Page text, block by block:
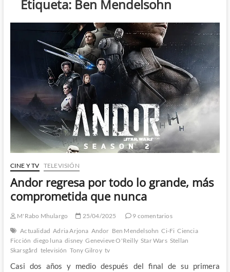
Etiqueta: Ben Mendelsohn
CINE Y TV TELEVISIÓN
Andor regresa por todo lo grande, más
comprometida que nunca
M'Rabo Mhulargo 25/04/2025
9 comentarios
Actualidad Adria Arjona Andor Ben Mendelsohn Ci-Fi Ciencia
Ficción diego luna disney Genevieve O'Reilly Star Wars Stellan
Skarsgård televisión Tony Gilroy tv
Casi dos años y medio después del final de su primera